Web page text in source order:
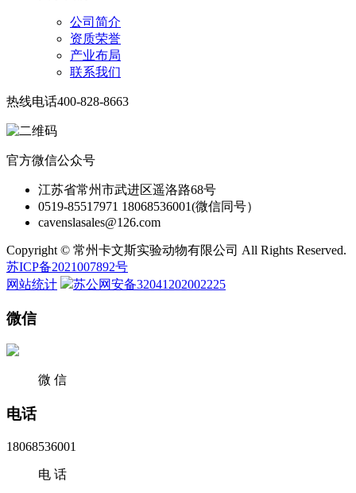
公司简介
资质荣誉
产业布局
联系我们
热线电话400-828-8663
官方微信公众号
江苏省常州市武进区遥洛路68号
0519-85517971 18068536001(微信同号）
cavenslasales@126.com
Copyright © 常州卡文斯实验动物有限公司 All Rights Reserved.
苏ICP备2021007892号
网站统计
苏公网安备32041202002225
微信
微 信
电话
18068536001
电 话